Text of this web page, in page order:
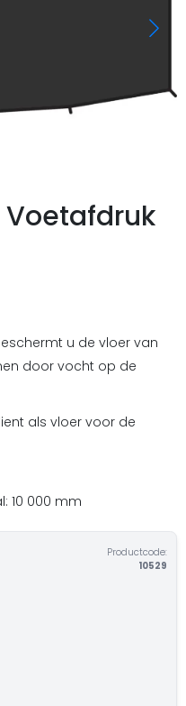
Voetafdruk
u de vloer van
door vocht op de
als vloer voor de
10 000 mm
Productcode:
10529